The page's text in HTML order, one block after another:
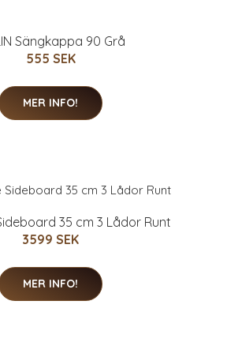
Sängkappa 90 Grå
555 SEK
MER INFO!
35 cm 3 Lådor Runt
3599 SEK
MER INFO!